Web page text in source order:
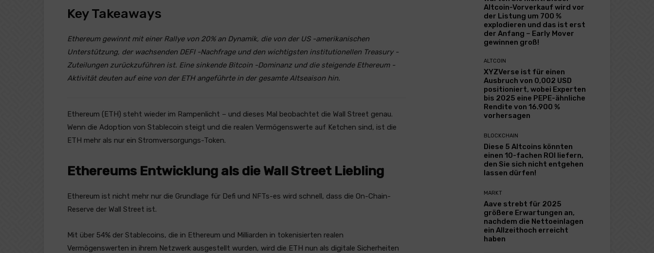
Key Takeaways
Ethereum gewinnt mit einer Rallye von 20% an Dynamik, die von der US -amerikanischen
Unterstützung, der wachsenden DEFI -Nachfrage und den wichtigsten institutionellen Treasury -
Zuteilungen zurückzuführen ist. Eine sinkende Bitcoin -Dominanz und die steigende Ethereum -
Aktivität deuten auf eine von der ETH angeführte in der gesamte Altseaison hin.
Ethereum (ETH) steht wieder im Rampenlicht – und dieses Mal beobachtet die Wall Street genau.
Wenn die Adoption von Stablecoin steigt und die realen Vermögenswerte auf Ketchen sind, ist die
ETH mehr als nur ein Stromversorgungs-Token.
Ethereums Entwicklung als die Wall Street Liebling
Ethereum ist nicht mehr nur die Grundlage für Defi und NFTs-es wird schnell, dass die On-Chain-
Reserve der Wall Street ist.
Mit über 54% der Stablecoins, die in Ethereum und Milliarden in tokenisierten realen
Vermögenswerten in ihrem Netzwerk ausgestellt wurden, wird die ETH nun als digitale Sicherheiten
Altcoin-Vorverkauf wird vor
der Listung um 700 %
explodieren und das ist erst
der Anfang – Early Mover
gewinnen groß!
ALTCOIN
XYZVerse ist für einen
Ausbruch von 0,002 USD
positioniert, wobei Experten
bis 2025 eine PEPE-ähnliche
Rendite von 16.900 %
vorhersagen
BLOCKCHAIN
Diese 5 Altcoins könnten
einen 10-fachen ROI liefern,
den Sie sich nicht entgehen
lassen dürfen!
MARKT
Aave strebt für 2025
größere Erwartungen an,
nachdem die Nettoeinlagen
ein Allzeithoch erreicht
haben